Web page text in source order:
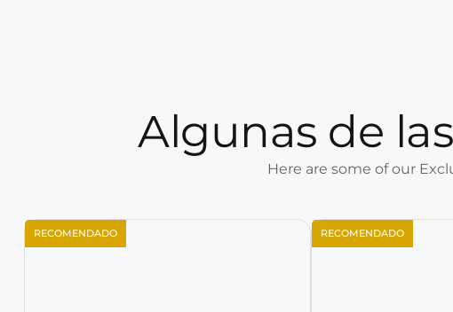
Algunas de las
Here are some of our
RECOMENDADO RECOMENDADO